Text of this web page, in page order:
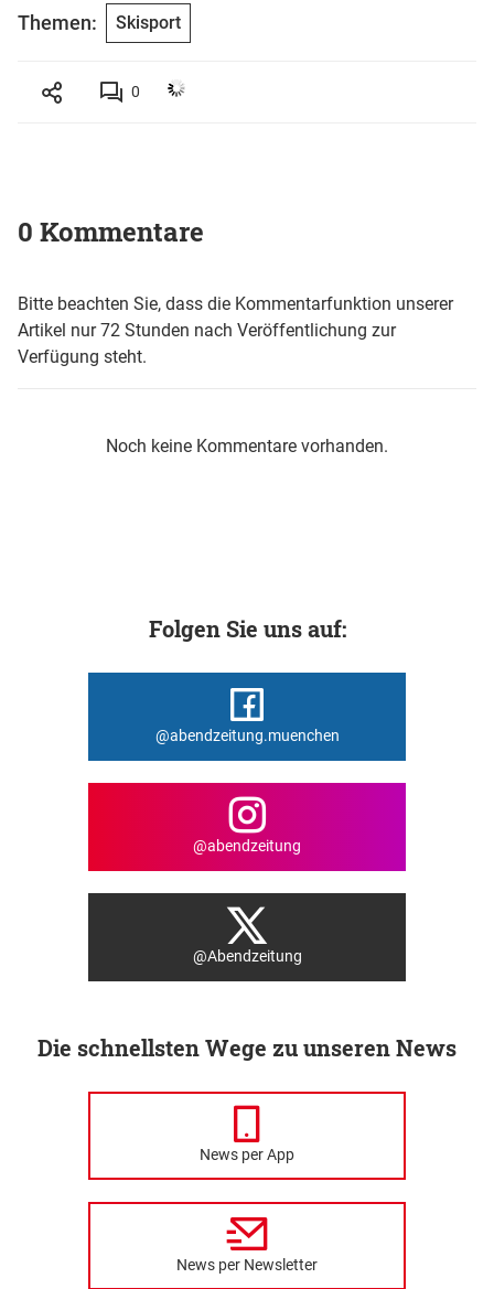
Themen: Skisport
0
0 Kommentare
Bitte beachten Sie, dass die Kommentarfunktion unserer
Artikel nur 72 Stunden nach Veröffentlichung zur
Verfügung steht.
Noch keine Kommentare vorhanden.
Folgen Sie uns auf:
@abendzeitung.muenchen
@abendzeitung
@Abendzeitung
Die schnellsten Wege zu unseren News
News per App
News per Newsletter